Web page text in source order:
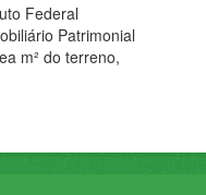
Federal
Patrimonial
m² do terreno,